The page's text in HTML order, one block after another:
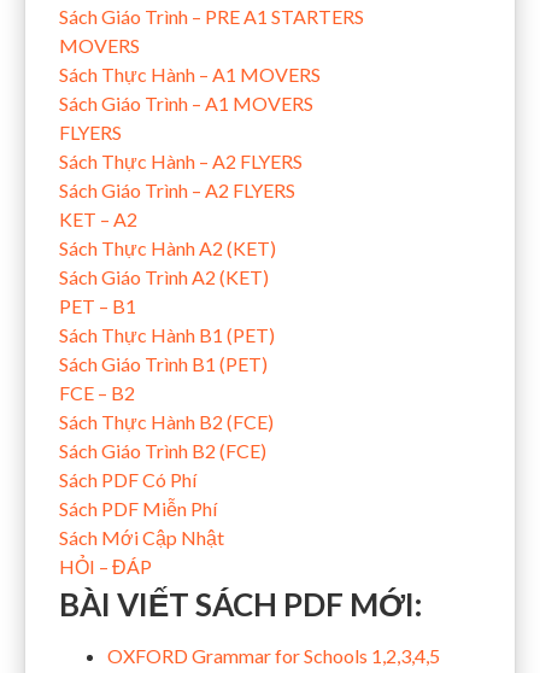
Sách Giáo Trình – PRE A1 STARTERS
MOVERS
Sách Thực Hành – A1 MOVERS
Sách Giáo Trình – A1 MOVERS
FLYERS
Sách Thực Hành – A2 FLYERS
Sách Giáo Trình – A2 FLYERS
KET – A2
Sách Thực Hành A2 (KET)
Sách Giáo Trình A2 (KET)
PET – B1
Sách Thực Hành B1 (PET)
Sách Giáo Trình B1 (PET)
FCE – B2
Sách Thực Hành B2 (FCE)
Sách Giáo Trình B2 (FCE)
Sách PDF Có Phí
Sách PDF Miễn Phí
Sách Mới Cập Nhật
HỎI – ĐÁP
BÀI VIẾT SÁCH PDF MỚI:
OXFORD Grammar for Schools 1,2,3,4,5